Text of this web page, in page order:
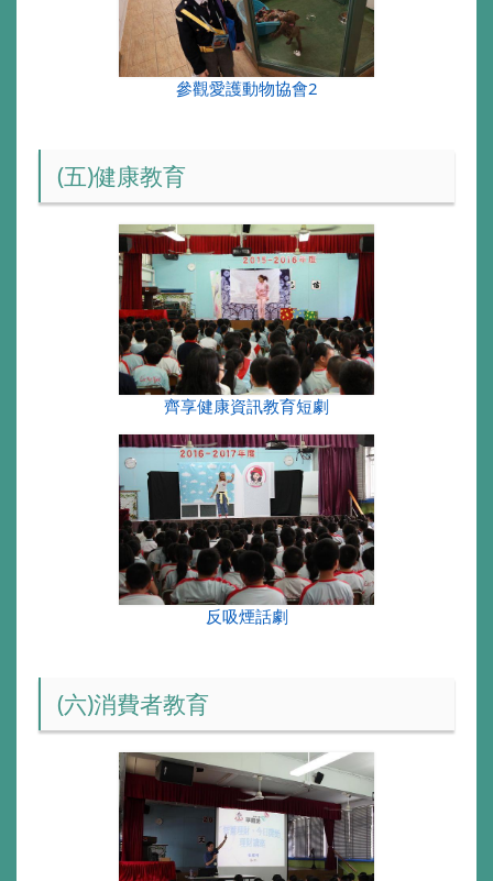
參觀愛護動物協會2
(五)健康教育
齊享健康資訊教育短劇
反吸煙話劇
(六)消費者教育